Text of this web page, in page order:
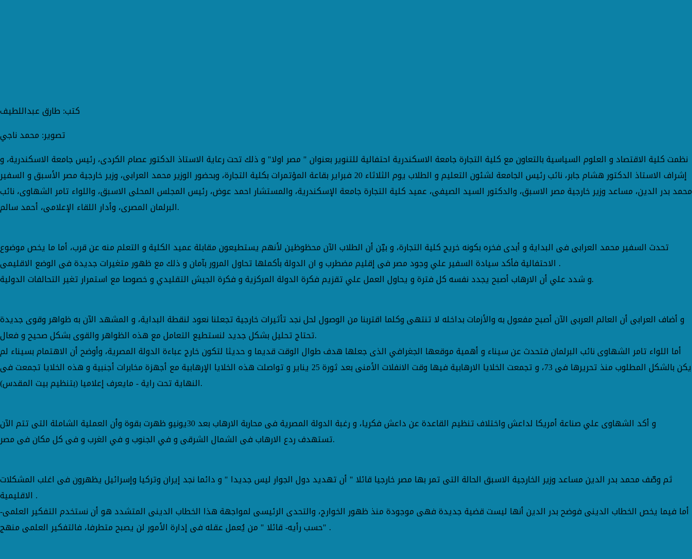
كتب: طارق عبداللطيف
تصوير: محمد ناجي
نظمت كلية الاقتصاد و العلوم السياسية بالتعاون مع كلية التجارة جامعة الاسكندرية احتفالية للتنوير بعنوان " مصر اولا" و ذلك تحت رعاية الاستاذ الدكتور عصام الكردى، رئيس جامعة الاسكندرية، و
إشراف الاستاذ الدكتور هشام جابر، نائب رئيس الجامعة لشئون التعليم و الطلاب يوم الثلاثاء 20 فبراير بقاعة المؤتمرات بكلية التجارة، وبحضور الوزير محمد العرابى، وزير خارجية مصر الأسبق و السفير
محمد بدر الدين، مساعد وزير خارجية مصر الاسبق، والدكتور السيد الصيفى، عميد كلية التجارة جامعة الإسكندرية، والمستشار احمد عوض، رئيس المجلس المحلى الاسبق، واللواء تامر الشهاوى، نائب
البرلمان المصرى، وأدار اللقاء الإعلامى، أحمد سالم.
تحدث السفير محمد العرابى فى البداية و أبدى فخره بكونه خريج كلية التجارة، و بيّن أن الطلاب الآن محظوظين لأنهم يستطيعون مقابلة عميد الكلية و التعلم منه عن قرب، أما ما يخص موضوع
الاحتفالية فأكد سيادة السفير علي وجود مصر فى إقليم مضطرب و ان الدولة بأكملها تحاول المرور بآمان و ذلك مع ظهور متغيرات جديدة فى الوضع الاقليمى .
و شدد علي أن الارهاب أصبح يجدد نفسه كل فترة و يحاول العمل علي تقزيم فكرة الدولة المركزية و فكرة الجيش التقليدي و خصوصا مع استمرار تغير التحالفات الدولية.
و أضاف العرابى أن العالم العربى الآن أصبح مفعول به والأزمات بداخله لا تنتهى وكلما اقتربنا من الوصول لحل نجد تأثيرات خارجية تجعلنا نعود لنقطة البداية، و المشهد الآن به ظواهر وقوى جديدة
تحتاج تحليل بشكل جديد لنستطيع التعامل مع هذه الظواهر والقوى بشكل صحيح و فعال.
أما اللواء تامر الشهاوى نائب البرلمان فتحدث عن سيناء و أهمية موقعها الجغرافي الذى جعلها هدف طوال الوقت قديما و حديثا لتكون خارج عباءة الدولة المصرية، وأوضح أن الاهتمام بسيناء لم
يكن بالشكل المطلوب منذ تحريرها فى 73، و تجمعت الخلايا الارهابية فيها وقت الانفلات الأمنى بعد ثورة 25 يناير و تواصلت هذه الخلايا الإرهابية مع أجهزة مخابرات أجنبية و هذه الخلايا تجمعت فى
النهاية تحت راية - مايعرف إعلاميا (بتنظيم بيت المقدس).
و أكد الشهاوى علي صناعة أمريكا لداعش واختلاف تنظيم القاعدة عن داعش فكريا، و رغبة الدولة المصرية فى محاربة الارهاب بعد 30يونيو ظهرت بقوة وأن العملية الشاملة التى تتم الآن
تستهدف ردع الارهاب فى الشمال الشرقى و في الجنوب و في الغرب و فى كل مكان فى مصر.
ثم وصّف محمد بدر الدين مساعد وزير الخارجية الاسبق الحالة التى تمر بها مصر خارجيا قائلا " أن تهديد دول الجوار ليس جديدا " و دائما نجد إيران وتركيا وإسرائيل يظهرون فى اغلب المشكلات
الاقليمية .
أما فيما يخص الخطاب الدينى فوضح بدر الدين أنها ليست قضية جديدة فهى موجودة منذ ظهور الخوارج، والتحدى الرئيسى لمواجهة هذا الخطاب الدينى المتشدد هو أن نستخدم التفكير العلمى-
حسب رأيه- قائلا " من يُعمل عقله فى إدارة الأمور لن يصبح متطرفا، فالتفكير العلمى منهج" .